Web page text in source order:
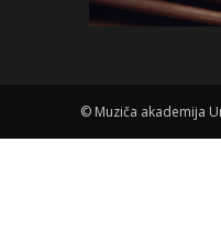
© Muziča akademija